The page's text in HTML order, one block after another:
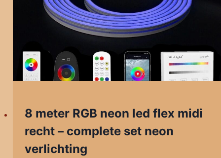
8 meter RGB neon led flex midi
recht – complete set neon
verlichting